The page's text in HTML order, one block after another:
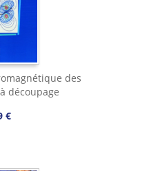
des
découpage
€